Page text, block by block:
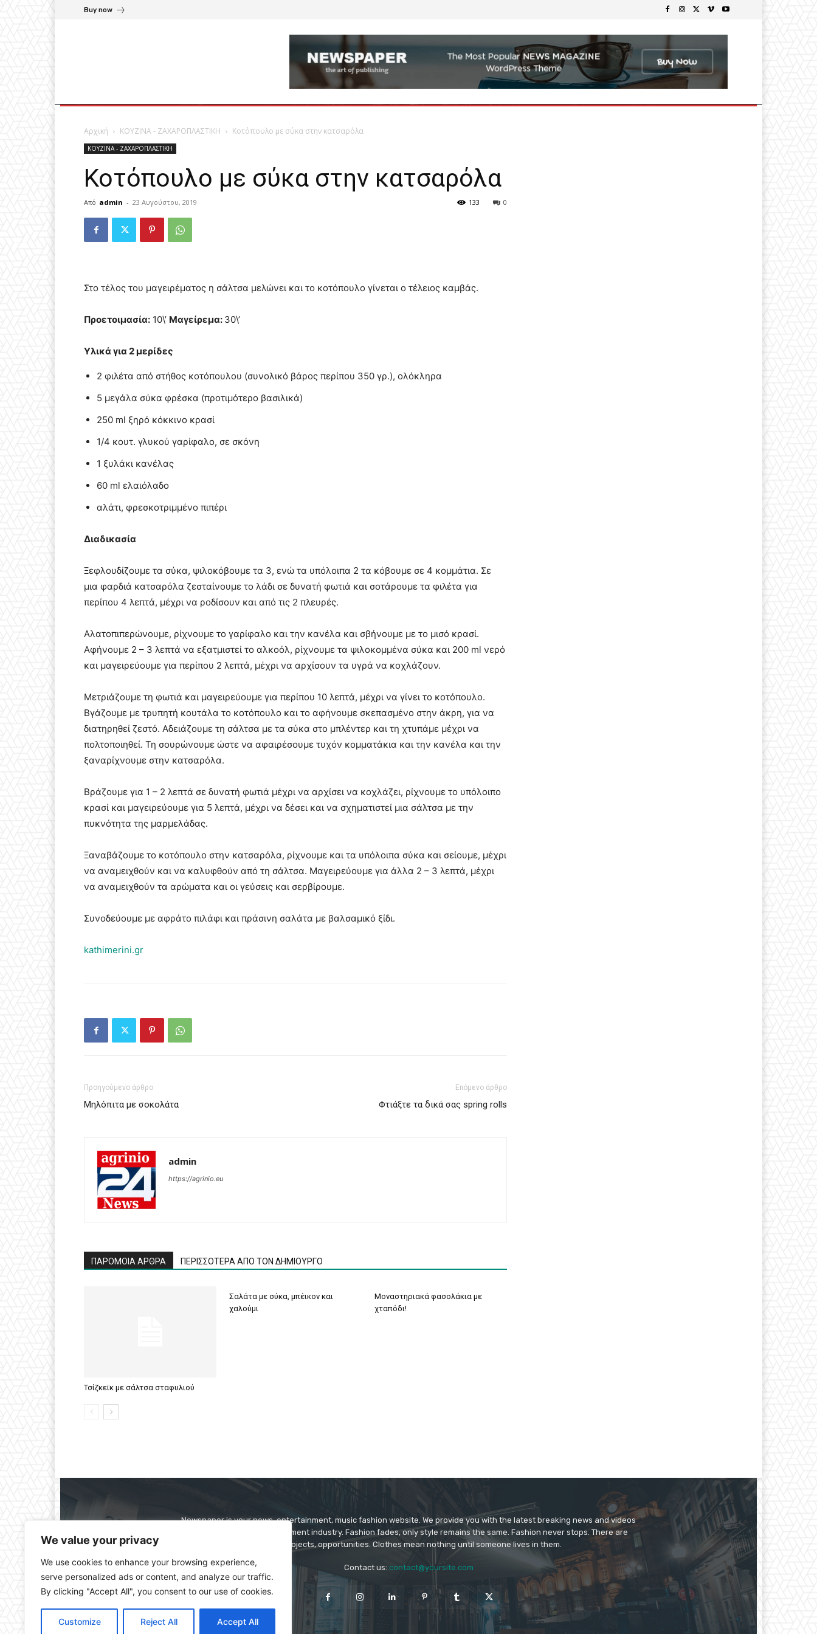
We value your privacy
We use cookies to enhance your browsing experience,
serve personalized ads or content, and analyze our traffic.
By clicking "Accept All", you consent to our use of cookies.
Customize Reject All Accept All
Buy now
Αρχική ΚΟΥΖΙΝΑ - ΖΑΧΑΡΟΠΛΑΣΤΙΚΗ Κοτόπουλο με σύκα στην κατσαρόλα
ΚΟΥΖΙΝΑ - ΖΑΧΑΡΟΠΛΑΣΤΙΚΗ
Κοτόπουλο με σύκα στην κατσαρόλα
Από admin - 23 Αυγούστου, 2019 0
133
Στο τέλος του μαγειρέματος η σάλτσα μελώνει και το κοτόπουλο γίνεται ο τέλειος καμβάς.
Προετοιμασία: 10\’ Μαγείρεμα: 30\’
Υλικά για 2 μερίδες
2 φιλέτα από στήθος κοτόπουλου (συνολικό βάρος περίπου 350 γρ.), ολόκληρα
5 μεγάλα σύκα φρέσκα (προτιμότερο βασιλικά)
250 ml ξηρό κόκκινο κρασί
1/4 κουτ. γλυκού γαρίφαλο, σε σκόνη
1 ξυλάκι κανέλας
60 ml ελαιόλαδο
αλάτι, φρεσκοτριμμένο πιπέρι
Διαδικασία
Ξεφλουδίζουμε τα σύκα, ψιλοκόβουμε τα 3, ενώ τα υπόλοιπα 2 τα κόβουμε σε 4 κομμάτια. Σε
μια φαρδιά κατσαρόλα ζεσταίνουμε το λάδι σε δυνατή φωτιά και σοτάρουμε τα φιλέτα για
περίπου 4 λεπτά, μέχρι να ροδίσουν και από τις 2 πλευρές.
Αλατοπιπερώνουμε, ρίχνουμε το γαρίφαλο και την κανέλα και σβήνουμε με το μισό κρασί.
Αφήνουμε 2 – 3 λεπτά να εξατμιστεί το αλκοόλ, ρίχνουμε τα ψιλοκομμένα σύκα και 200 ml νερό
και μαγειρεύουμε για περίπου 2 λεπτά, μέχρι να αρχίσουν τα υγρά να κοχλάζουν.
Μετριάζουμε τη φωτιά και μαγειρεύουμε για περίπου 10 λεπτά, μέχρι να γίνει το κοτόπουλο.
Βγάζουμε με τρυπητή κουτάλα το κοτόπουλο και το αφήνουμε σκεπασμένο στην άκρη, για να
διατηρηθεί ζεστό. Αδειάζουμε τη σάλτσα με τα σύκα στο μπλέντερ και τη χτυπάμε μέχρι να
πολτοποιηθεί. Τη σουρώνουμε ώστε να αφαιρέσουμε τυχόν κομματάκια και την κανέλα και την
ξαναρίχνουμε στην κατσαρόλα.
Βράζουμε για 1 – 2 λεπτά σε δυνατή φωτιά μέχρι να αρχίσει να κοχλάζει, ρίχνουμε το υπόλοιπο
κρασί και μαγειρεύουμε για 5 λεπτά, μέχρι να δέσει και να σχηματιστεί μια σάλτσα με την
πυκνότητα της μαρμελάδας.
Ξαναβάζουμε το κοτόπουλο στην κατσαρόλα, ρίχνουμε και τα υπόλοιπα σύκα και σείουμε, μέχρι
να αναμειχθούν και να καλυφθούν από τη σάλτσα. Μαγειρεύουμε για άλλα 2 – 3 λεπτά, μέχρι
να αναμειχθούν τα αρώματα και οι γεύσεις και σερβίρουμε.
Συνοδεύουμε με αφράτο πιλάφι και πράσινη σαλάτα με βαλσαμικό ξίδι.
kathimerini.gr
Προηγούμενο άρθρο
Μηλόπιτα με σοκολάτα
Επόμενο άρθρο
Φτιάξτε τα δικά σας spring rolls
admin
https://agrinio.eu
ΠΑΡΟΜΟΙΑ ΑΡΘΡΑ ΠΕΡΙΣΣΟΤΕΡΑ ΑΠΟ ΤΟΝ ΔΗΜΙΟΥΡΓΟ
Τσίζκεϊκ με σάλτσα σταφυλιού
Σαλάτα με σύκα, μπέικον και
χαλούμι
Μοναστηριακά φασολάκια με
χταπόδι!
Newspaper is your news, entertainment, music fashion website. We provide you with the latest breaking news and videos
straight from the entertainment industry. Fashion fades, only style remains the same. Fashion never stops. There are
always projects, opportunities. Clothes mean nothing until someone lives in them.
Contact us: contact@yoursite.com